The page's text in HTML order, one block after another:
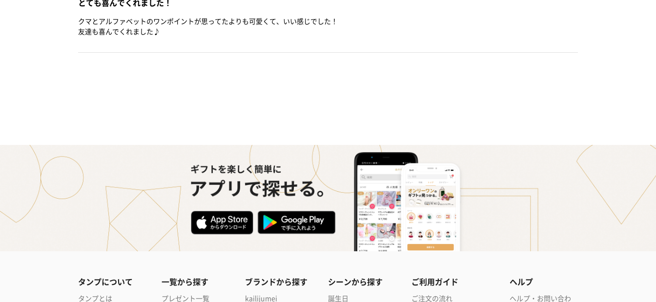
タンプについて
タンプとは
一覧から探す
プレゼント一覧
ブランドから探す
kailijumei
シーンから探す
誕生日
ご利用ガイド
ご注文の流れ
ヘルプ
ヘルプ・お問い合わ